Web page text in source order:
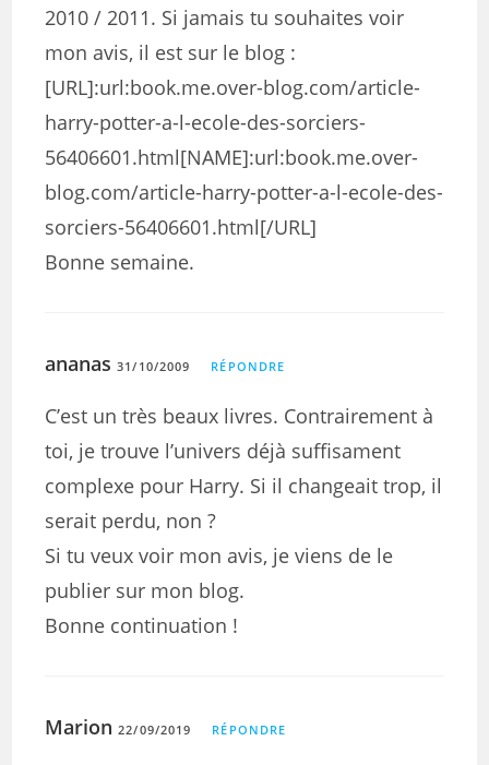
2010 / 2011. Si jamais tu souhaites voir
mon avis, il est sur le blog :
[URL]:url:book.me.over-blog.com/article-
harry-potter-a-l-ecole-des-sorciers-
56406601.html[NAME]:url:book.me.over-
blog.com/article-harry-potter-a-l-ecole-des-
sorciers-56406601.html[/URL]
Bonne semaine.
ananas 31/10/2009 RÉPONDRE
C’est un très beaux livres. Contrairement à
toi, je trouve l’univers déjà suffisament
complexe pour Harry. Si il changeait trop, il
serait perdu, non ?
Si tu veux voir mon avis, je viens de le
publier sur mon blog.
Bonne continuation !
Marion 22/09/2019 RÉPONDRE